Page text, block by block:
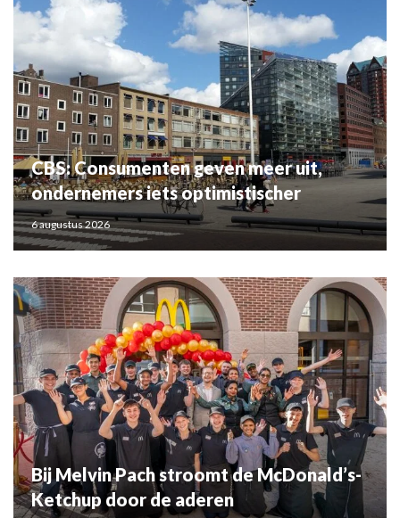
CBS: Consumenten geven meer uit,
ondernemers iets optimistischer
6 augustus 2026
Bij Melvin Pach stroomt de McDonald’s-
Ketchup door de aderen